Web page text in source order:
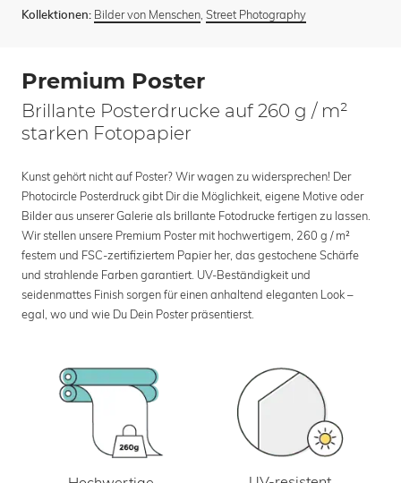
Kollektionen: Bilder von Menschen, Street Photography
Premium Poster
Brillante Posterdrucke auf 260 g / m²
starken Fotopapier
Kunst gehört nicht auf Poster? Wir wagen zu widersprechen! Der
Photocircle Posterdruck gibt Dir die Möglichkeit, eigene Motive oder
Bilder aus unserer Galerie als brillante Fotodrucke fertigen zu lassen.
Wir stellen unsere Premium Poster mit hochwertigem, 260 g / m²
festem und FSC-zertifiziertem Papier her, das gestochene Schärfe
und strahlende Farben garantiert. UV-Beständigkeit und
seidenmattes Finish sorgen für einen anhaltend eleganten Look –
egal, wo und wie Du Dein Poster präsentierst.